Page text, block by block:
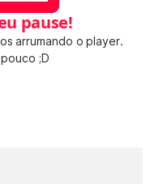
pause!
arrumando o player.
;D